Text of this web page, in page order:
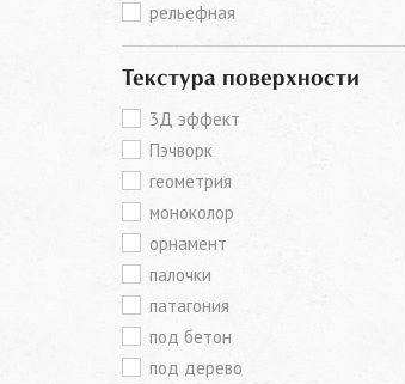
рельефная
Текстура поверхности
3Д эффект
Пэчворк
геометрия
моноколор
орнамент
палочки
патагония
под бетон
под дерево